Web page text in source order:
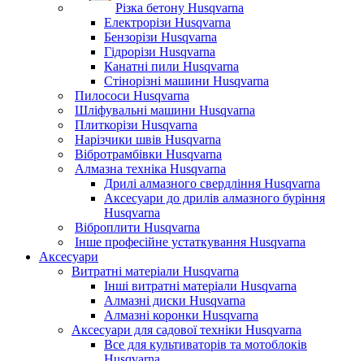
Різка бетону Husqvarna
Електрорізи Husqvarna
Бензорізи Husqvarna
Гідрорізи Husqvarna
Канатні пили Husqvarna
Стінорізні машини Husqvarna
Пилососи Husqvarna
Шліфувальні машини Husqvarna
Плиткорізи Husqvarna
Нарізчики швів Husqvarna
Вібротрамбівки Husqvarna
Алмазна техніка Husqvarna
Дрилі алмазного свердління Husqvarna
Аксесуари до дрилів алмазного буріння
Husqvarna
Віброплити Husqvarna
Інше професійне устаткування Husqvarna
Аксесуари
Витратні матеріали Husqvarna
Інші витратні матеріали Husqvarna
Алмазні диски Husqvarna
Алмазні коронки Husqvarna
Аксесуари для садової техніки Husqvarna
Все для культиваторів та мотоблоків